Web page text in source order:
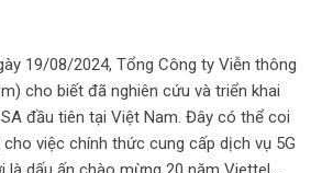
19/08/2024, Tổng Công ty Viễn thông
cho biết đã nghiên cứu và triển khai
đầu tiên tại Việt Nam. Đây có thể coi
việc chính thức cung cấp dịch vụ 5G